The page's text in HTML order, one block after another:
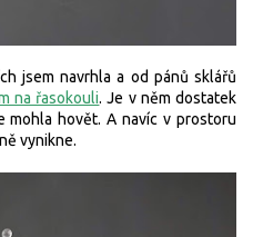
jsem navrhla a od pánů sklářů
na řasokouli. Je v něm dostatek
mohla hovět. A navíc v prostoru
vynikne.